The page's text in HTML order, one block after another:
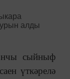
нчы сыйныф
үткәрелә